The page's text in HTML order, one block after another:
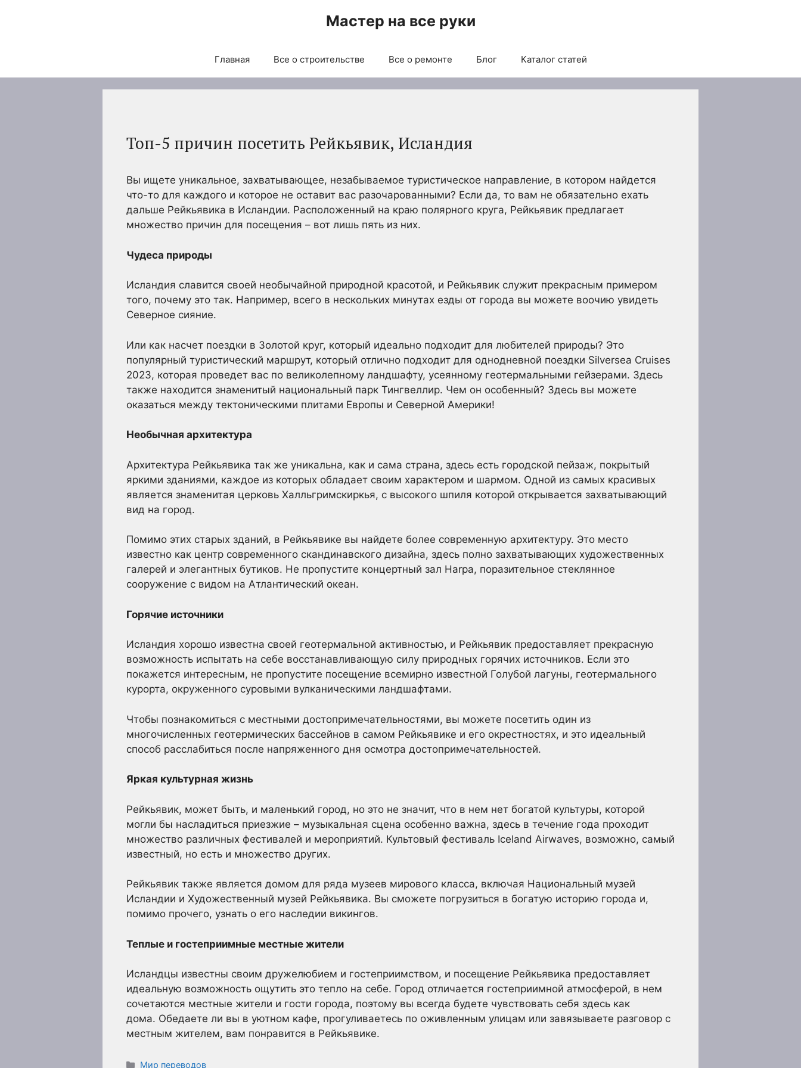
Мастер на все руки
Главная Все о строительстве Все о ремонте Блог Каталог статей
Топ-5 причин посетить Рейкьявик, Исландия
Вы ищете уникальное, захватывающее, незабываемое туристическое направление, в котором найдется
что-то для каждого и которое не оставит вас разочарованными? Если да, то вам не обязательно ехать
дальше Рейкьявика в Исландии. Расположенный на краю полярного круга, Рейкьявик предлагает
множество причин для посещения – вот лишь пять из них.
Чудеса природы
Исландия славится своей необычайной природной красотой, и Рейкьявик служит прекрасным примером
того, почему это так. Например, всего в нескольких минутах езды от города вы можете воочию увидеть
Северное сияние.
Или как насчет поездки в Золотой круг, который идеально подходит для любителей природы? Это
популярный туристический маршрут, который отлично подходит для однодневной поездки Silversea Cruises
2023, которая проведет вас по великолепному ландшафту, усеянному геотермальными гейзерами. Здесь
также находится знаменитый национальный парк Тингвеллир. Чем он особенный? Здесь вы можете
оказаться между тектоническими плитами Европы и Северной Америки!
Необычная архитектура
Архитектура Рейкьявика так же уникальна, как и сама страна, здесь есть городской пейзаж, покрытый
яркими зданиями, каждое из которых обладает своим характером и шармом. Одной из самых красивых
является знаменитая церковь Халльгримскиркья, с высокого шпиля которой открывается захватывающий
вид на город.
Помимо этих старых зданий, в Рейкьявике вы найдете более современную архитектуру. Это место
известно как центр современного скандинавского дизайна, здесь полно захватывающих художественных
галерей и элегантных бутиков. Не пропустите концертный зал Harpa, поразительное стеклянное
сооружение с видом на Атлантический океан.
Горячие источники
Исландия хорошо известна своей геотермальной активностью, и Рейкьявик предоставляет прекрасную
возможность испытать на себе восстанавливающую силу природных горячих источников. Если это
покажется интересным, не пропустите посещение всемирно известной Голубой лагуны, геотермального
курорта, окруженного суровыми вулканическими ландшафтами.
Чтобы познакомиться с местными достопримечательностями, вы можете посетить один из
многочисленных геотермических бассейнов в самом Рейкьявике и его окрестностях, и это идеальный
способ расслабиться после напряженного дня осмотра достопримечательностей.
Яркая культурная жизнь
Рейкьявик, может быть, и маленький город, но это не значит, что в нем нет богатой культуры, которой
могли бы насладиться приезжие – музыкальная сцена особенно важна, здесь в течение года проходит
множество различных фестивалей и мероприятий. Культовый фестиваль Iceland Airwaves, возможно, самый
известный, но есть и множество других.
Рейкьявик также является домом для ряда музеев мирового класса, включая Национальный музей
Исландии и Художественный музей Рейкьявика. Вы сможете погрузиться в богатую историю города и,
помимо прочего, узнать о его наследии викингов.
Теплые и гостеприимные местные жители
Исландцы известны своим дружелюбием и гостеприимством, и посещение Рейкьявика предоставляет
идеальную возможность ощутить это тепло на себе. Город отличается гостеприимной атмосферой, в нем
сочетаются местные жители и гости города, поэтому вы всегда будете чувствовать себя здесь как
дома. Обедаете ли вы в уютном кафе, прогуливаетесь по оживленным улицам или завязываете разговор с
местным жителем, вам понравится в Рейкьявике.
Рубрики
Мир переводов